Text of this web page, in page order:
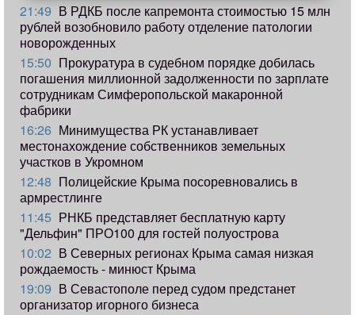
21:49 В РДКБ после капремонта стоимостью 15 млн
рублей возобновило работу отделение патологии
новорожденных
15:50 Прокуратура в судебном порядке добилась
погашения миллионной задолженности по зарплате
сотрудникам Симферопольской макаронной
фабрики
16:26 Минимущества РК устанавливает
местонахождение собственников земельных
участков в Укромном
12:48 Полицейские Крыма посоревновались в
армрестлинге
11:45 РНКБ представляет бесплатную карту
"Дельфин" ПРО100 для гостей полуострова
10:02 В Северных регионах Крыма самая низкая
рождаемость - минюст Крыма
19:09 В Севастополе перед судом предстанет
организатор игорного бизнеса